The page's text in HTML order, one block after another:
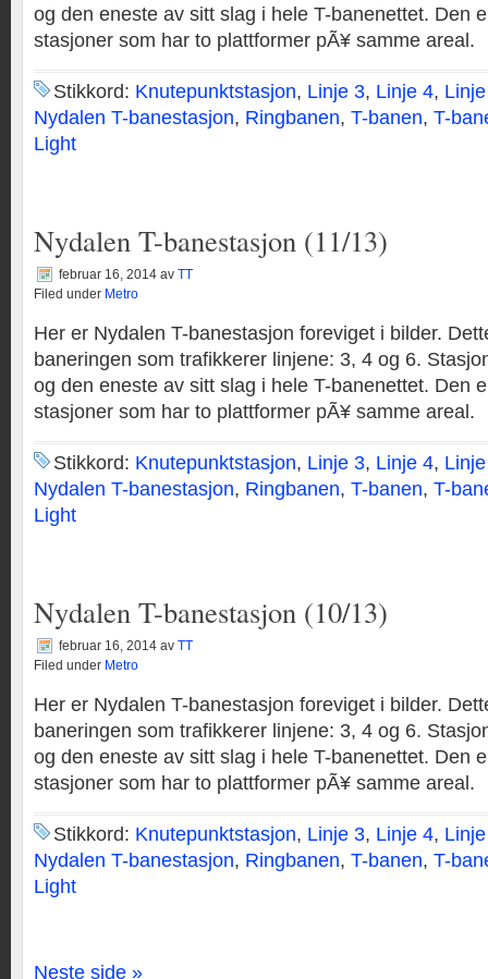
og den eneste av sitt slag i hele T-banenettet. Den
stasjoner som har to plattformer pÃ¥ samme areal.
Stikkord: Knutepunktstasjon, Linje 3, Linje 4,
Nydalen T-banestasjon, Ringbanen, T-banen, T-
Light
Nydalen T-banestasjon (11/13)
februar 16, 2014 av TT
Filed under Metro
Her er Nydalen T-banestasjon foreviget i bilder.
baneringen som trafikkerer linjene: 3, 4 og 6.
og den eneste av sitt slag i hele T-banenettet. Den
stasjoner som har to plattformer pÃ¥ samme areal.
Stikkord: Knutepunktstasjon, Linje 3, Linje 4,
Nydalen T-banestasjon, Ringbanen, T-banen, T-
Light
Nydalen T-banestasjon (10/13)
februar 16, 2014 av TT
Filed under Metro
Her er Nydalen T-banestasjon foreviget i bilder.
baneringen som trafikkerer linjene: 3, 4 og 6.
og den eneste av sitt slag i hele T-banenettet. Den
stasjoner som har to plattformer pÃ¥ samme areal.
Stikkord: Knutepunktstasjon, Linje 3, Linje 4,
Nydalen T-banestasjon, Ringbanen, T-banen, T-
Light
Neste side »